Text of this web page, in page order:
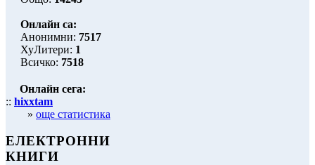
Онлайн са:
Анонимни: 7517
ХуЛитери: 1
Всичко: 7518
Онлайн сега:
:: hixxtam
» още статистика
ЕЛЕКТРОННИ
КНИГИ